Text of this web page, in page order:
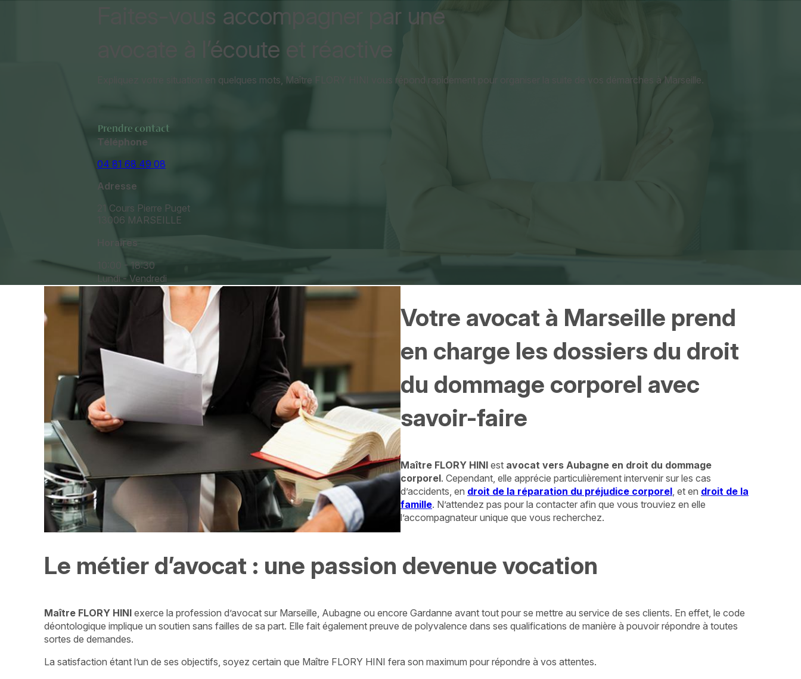
Faites-vous accompagner par une
avocate à l’écoute et réactive
Expliquez votre situation en quelques mots, Maître FLORY HINI vous répond rapidement pour organiser la suite de vos démarches à Marseille.
Prendre contact
Téléphone
04 81 68 49 08
Adresse
21 Cours Pierre Puget
13006 MARSEILLE
Horaires
10:00 - 18:30
Lundi - Vendredi
Votre avocat à Marseille prend
en charge les dossiers du droit
du dommage corporel avec
savoir-faire
Maître FLORY HINI est avocat vers Aubagne en droit du dommage
corporel. Cependant, elle apprécie particulièrement intervenir sur les cas
d’accidents, en droit de la réparation du préjudice corporel , et en droit de la
famille. N’attendez pas pour la contacter afin que vous trouviez en elle
l’accompagnateur unique que vous recherchez.
Le métier d’avocat : une passion devenue vocation
Maître FLORY HINI exerce la profession d’avocat sur Marseille, Aubagne ou encore Gardanne avant tout pour se mettre au service de ses clients. En effet, le code
déontologique implique un soutien sans failles de sa part. Elle fait également preuve de polyvalence dans ses qualifications de manière à pouvoir répondre à toutes
sortes de demandes.
La satisfaction étant l’un de ses objectifs, soyez certain que Maître FLORY HINI fera son maximum pour répondre à vos attentes.